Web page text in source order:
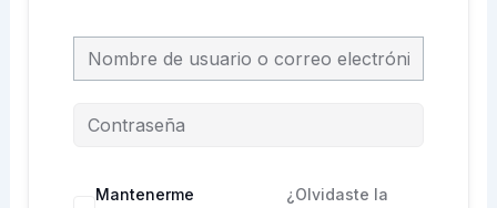
Mantenerme
¿Olvidaste la